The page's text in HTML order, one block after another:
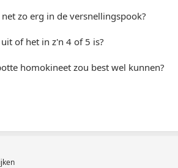
zo erg in de versnellingspook?
of het in z'n 4 of 5 is?
homokineet zou best wel kunnen?